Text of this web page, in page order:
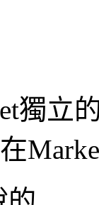
獨立